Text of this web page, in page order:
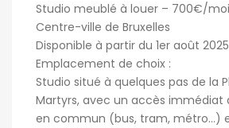
Studio meublé à louer – 700€/mois
Centre-ville de Bruxelles
Disponible à partir du 1er août 2025
Emplacement de choix :
Studio situé à quelques pas de la
Martyrs, avec un accès immédiat
en commun (bus, tram, métro…)